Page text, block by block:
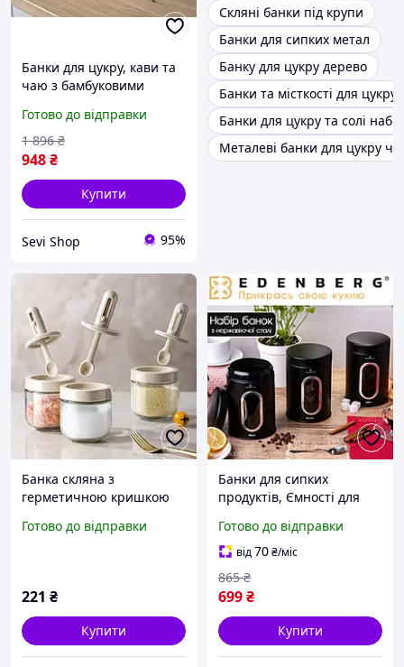
Банки для цукру, кави та
чаю з бамбуковими
стильний набір для кухні
Готово до відправки
948₴
1 896 ₴
Купити
Sevi Shop 95%
Скляні банки під крупи
Банки для сипких метал
Банку для цукру дерево
Банки та місткості для цукру
Банки для цукру та солі набір
Металеві банки для цукру
Банка скляна з
герметичною кришкою
Банка для спецій і цукру
Готово до відправки
221 ₴
Купити
Банки для сипких
продуктів, Ємності для
продуктів, набір банок
для сипких продуктів,
Банка для кави, чаю,
цукру
Готово до відправки
від70₴/міс
699₴
865 ₴
Купити